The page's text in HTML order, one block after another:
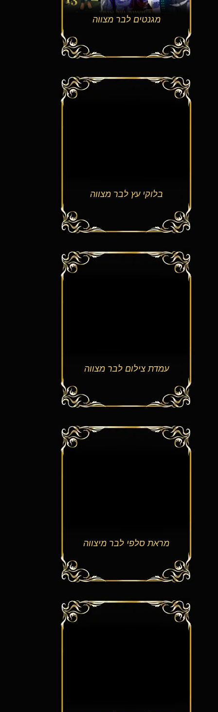
מגנטים לבר מצווה
בלוקי עץ לבר מצווה
עמדת צילום לבר מצווה
מראת סלפי לבר מיצווה